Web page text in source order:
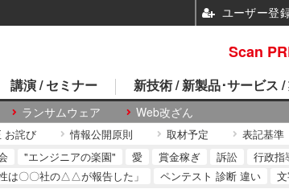
ランサムウェア Web改ざん
講演 / セミナー 新技術 / 新製品･サービス /
お詫び 情報公開原則 取材予定 表記基準
"エンジニアの楽園" 愛 賞金稼ぎ 訴訟 行政指
は〇〇社の△△が報告した」
ペンテスト 診断 違い
Scan
ユーザー登